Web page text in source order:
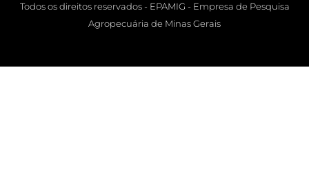
Todos os direitos reservados - EPAMIG - Empresa de Pesquisa
Agropecuária de Minas Gerais